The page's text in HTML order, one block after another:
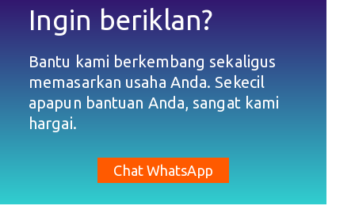
Ingin beriklan?
Bantu kami berkembang sekaligus
memasarkan usaha Anda. Sekecil
apapun bantuan Anda, sangat kami
hargai.
Chat WhatsApp